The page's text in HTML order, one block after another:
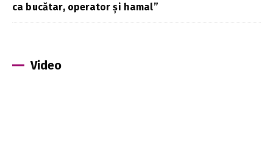
ca bucătar, operator și hamal”
Video